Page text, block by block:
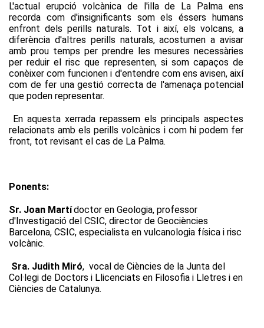
L'actual erupció volcànica de l'illa de La Palma ens
recorda com d'insignificants som els éssers humans
enfront dels perills naturals. Tot i així, els volcans, a
diferència d'altres perills naturals, acostumen a avisar
amb prou temps per prendre les mesures necessàries
per reduir el risc que representen, si som capaços de
conèixer com funcionen i d'entendre com ens avisen, així
com de fer una gestió correcta de l'amenaça potencial
que poden representar.
En aquesta xerrada repassem els principals aspectes
relacionats amb els perills volcànics i com hi podem fer
front, tot revisant el cas de La Palma.
Ponents:
Sr. Joan Martídoctor en Geologia, professor
d'Investigació del CSIC, director de Geociències
Barcelona, CSIC, especialista en vulcanologia física i risc
volcànic.
Sra. Judith Miró, vocal de Ciències de la Junta del
Col·legi de Doctors i Llicenciats en Filosofia i Lletres i en
Ciències de Catalunya.